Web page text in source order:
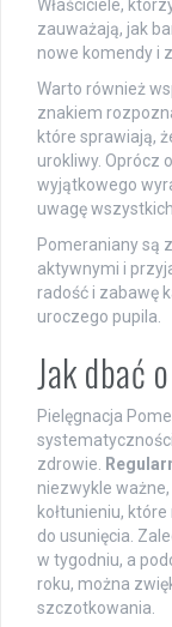
Właściciele,
zauważają, jak
nowe komendy i
Warto również
znakiem
które sprawiają,
urokliwy. Oprócz
wyjątkowego
uwagę
Pomeraniany są
aktywnymi i
radość i zabawę
uroczego pupila.
Jak dbać
Pielęgnacja
zdrowie.
niezwykle
kołtunieniu,
do usunięcia.
w tygodniu, a
roku, można
szczotkowania.